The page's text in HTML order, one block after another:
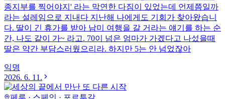
종지부를 찍어야지' 라는 막연한 다짐이 있었는데 언제쯤일까
라는 설레임으로 지내다 지난해 나에게도 기회가 찾아왔습니
다. 딸이 긴 휴가를 받아 남미 여행을 갈 거라는 얘기를 하는 순
간, 나도 같이 가~ 라고. 70이 넘은 엄마가 가겠다고 나섰을때
딸은 약간 부담스러웠으리라. 하지만 5는 안 넘었잖아
익명
2026. 6. 11.
페루 · 스페인 · 포르투갈